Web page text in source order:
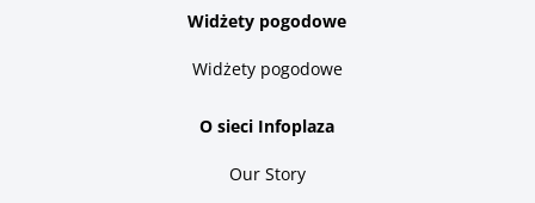
Widżety pogodowe
Widżety pogodowe
O sieci Infoplaza
Our Story